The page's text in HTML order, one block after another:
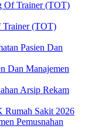
Of Trainer (TOT)
Trainer (TOT)
Pasien Dan
Dan Manajemen
Arsip Rekam
Rumah Sakit 2026
Pemusnahan